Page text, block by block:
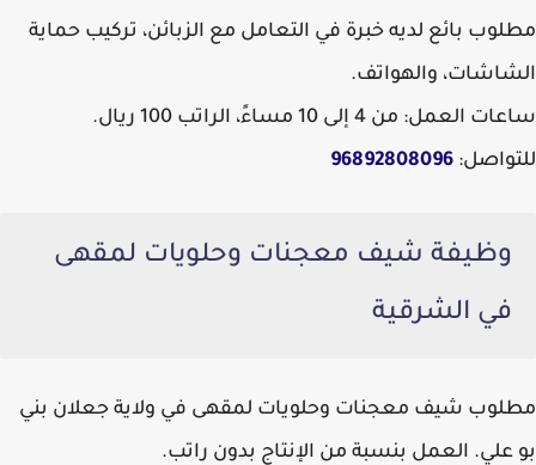
مطلوب بائع لديه خبرة في التعامل مع الزبائن، تركيب حماية
الشاشات، والهواتف.
ساعات العمل: من 4 إلى 10 مساءً، الراتب 100 ريال.
للتواصل: 96892808096
وظيفة شيف معجنات وحلويات لمقهى
في الشرقية
مطلوب شيف معجنات وحلويات لمقهى في ولاية جعلان بني
بو علي. العمل بنسبة من الإنتاج بدون راتب.